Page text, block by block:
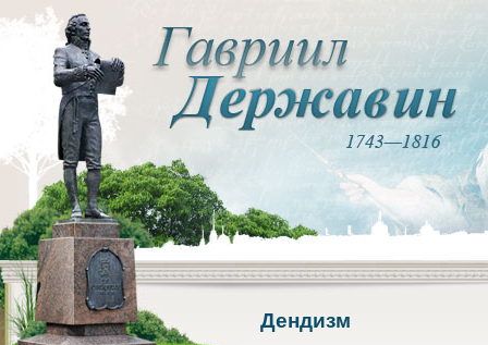
Дендизм